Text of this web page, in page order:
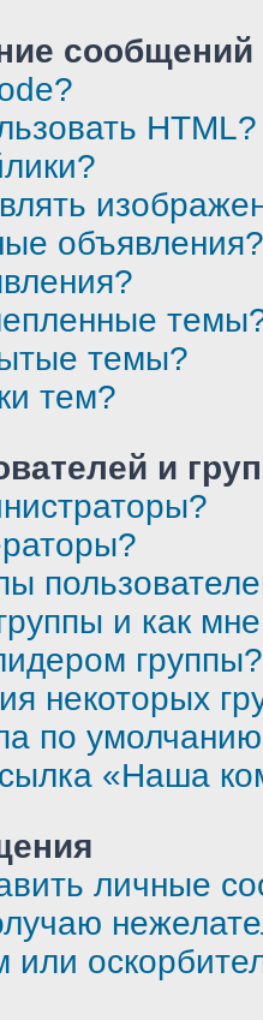
HTML?
объявления?
темы?
тем?
и
и как
группы?
некоторых
по
«Наша
личные